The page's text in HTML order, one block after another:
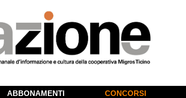
ABBONAMENTI CONCORSI